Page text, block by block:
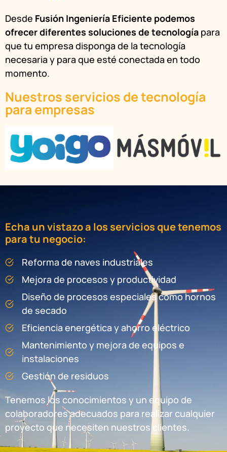
Desde Fusión Ingeniería Eficiente podemos
ofrecer diferentes soluciones de tecnología para
que tu empresa disponga de la tecnología
necesaria y para que esté conectada en todo
momento.
Nuestros servicios de tecnología
para empresas
Echa un vistazo a los servicios que tenemos
para tu negocio:
Reforma de naves industriales
Mejora de procesos y productividad
Diseño de procesos especiales como hornos
de secado
Eficiencia energética y ahorro eléctrico
Mantenimiento y mejora de equipos e
instalaciones
Gestión de residuos
Tenemos los conocimientos y un equipo de
colaboradores adecuados para realizar cualquier
proyecto que necesiten nuestros clientes.